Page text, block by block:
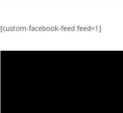
[custom-facebook-feed feed=1]